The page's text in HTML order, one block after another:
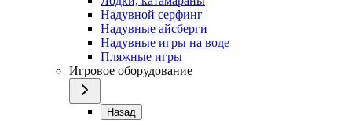
Надувной серфинг
Надувные айсберги
Надувные игры на воде
Пляжные игры
Игровое оборудование
Назад